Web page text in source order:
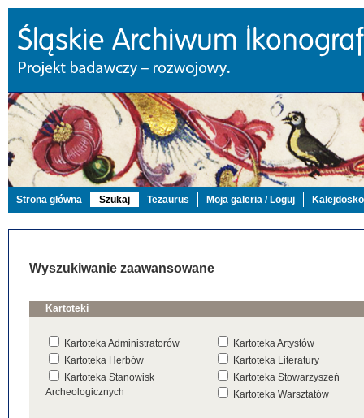
Strona główna Szukaj Tezaurus Moja galeria / Loguj
Wyszukiwanie zaawansowane
Kartoteki
Kartoteka Administratorów
Kartoteka Artystów
Kartoteka Herbów
Kartoteka Literatury
Kartoteka Stanowisk
Archeologicznych
Kartoteka Stowarzyszeń
Kartoteka Warsztatów